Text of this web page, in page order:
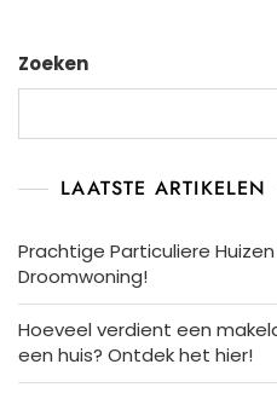
Zoeken
LAATSTE ARTIKELEN
Prachtige Particuliere
Droomwoning!
Hoeveel verdient een
een huis? Ontdek het hier!